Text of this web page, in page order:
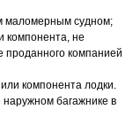
маломерным судном;
компонента, не
проданного компанией
компонента лодки.
багажнике в